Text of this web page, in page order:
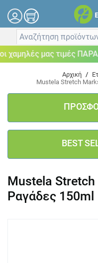
μας τιμές
Αρχική /
Mustela Stretch
BEST
Mustela Stretch
Ραγάδες 150ml